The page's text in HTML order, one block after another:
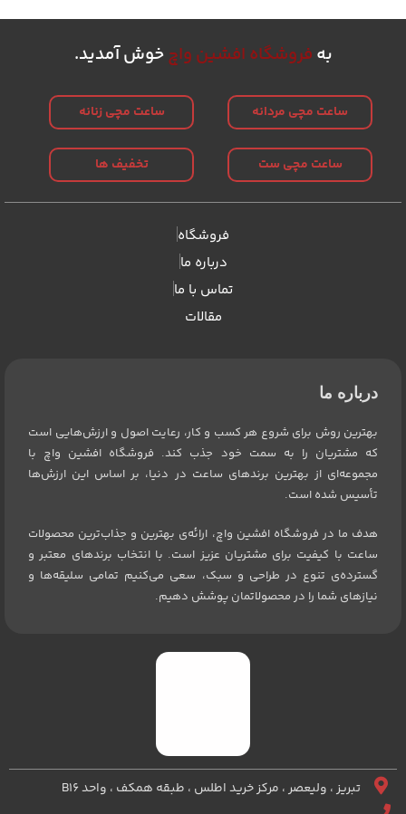
به فروشگاه افشین واچخوش آمدید.
ساعت مچی مردانه ساعت مچی زنانه
ساعت مچی ست تخفیف ها
فروشگاه
درباره ما
تماس با ما
مقالات
درباره ما
بهترین روش برای شروع هر کسب و کار، رعایت اصول و ارزش‌هایی است
که مشتریان را به سمت خود جذب کند. فروشگاه افشین واچ با
مجموعه‌ای از بهترین برندهای ساعت در دنیا، بر اساس این ارزش‌ها
تأسیس شده است.
هدف ما در فروشگاه افشین واچ، ارائه‌ی بهترین و جذاب‌ترین محصولات
ساعت با کیفیت برای مشتریان عزیز است. با انتخاب برندهای معتبر و
گسترده‌ی تنوع در طراحی و سبک، سعی می‌کنیم تمامی سلیقه‌ها و
نیازهای شما را در محصولاتمان پوشش دهیم.
تبریز ، ولیعصر ، مرکز خرید اطلس ، طبقه همکف ، واحد B16